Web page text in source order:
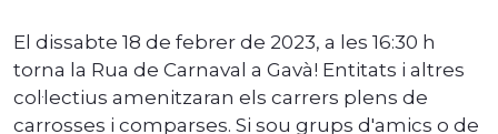
El dissabte 18 de febrer de 2023, a les 16:30 h
torna la Rua de Carnaval a Gavà! Entitats i altres
col·lectius amenitzaran els carrers plens de
carrosses i comparses. Si sou grups d'amics o de